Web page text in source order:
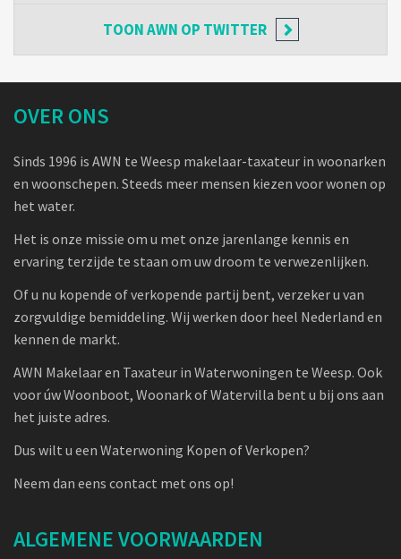
TOONAWN OP TWITTER
OVER ONS
Sinds 1996 is AWN te Weesp makelaar-taxateur in woonarken
en woonschepen. Steeds meer mensen kiezen voor wonen op
het water.
Het is onze missie om u met onze jarenlange kennis en
ervaring terzijde te staan om uw droom te verwezenlijken.
Of u nu kopende of verkopende partij bent, verzeker u van
zorgvuldige bemiddeling. Wij werken door heel Nederland en
kennen de markt.
AWN Makelaar en Taxateur in Waterwoningen te Weesp. Ook
voor úw Woonboot, Woonark of Watervilla bent u bij ons aan
het juiste adres.
Dus wilt u een Waterwoning Kopen of Verkopen?
Neem dan eens contact met ons op!
ALGEMENE VOORWAARDEN